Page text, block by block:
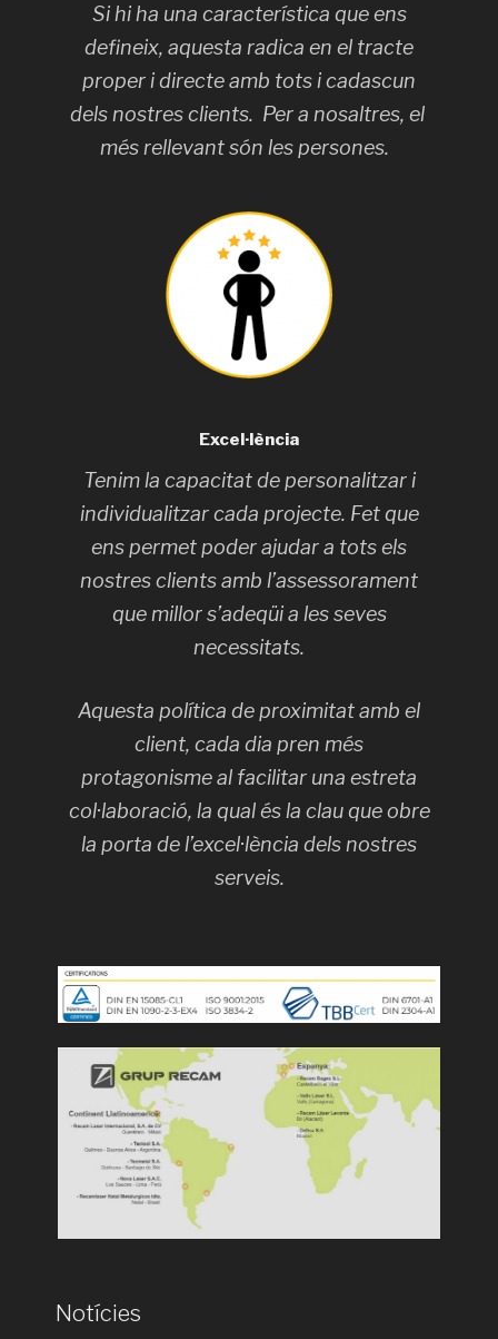
Si hi ha una característica que ens
defineix, aquesta radica en el tracte
proper i directe amb tots i cadascun
dels nostres clients. Per a nosaltres, el
més rellevant són les persones.
Excel·lència
Tenim la capacitat de personalitzar i
individualitzar cada projecte. Fet que
ens permet poder ajudar a tots els
nostres clients amb l’assessorament
que millor s’adeqüi a les seves
necessitats.
Aquesta política de proximitat amb el
client, cada dia pren més
protagonisme al facilitar una estreta
col·laboració, la qual és la clau que obre
la porta de l’excel·lència dels nostres
serveis.
Notícies